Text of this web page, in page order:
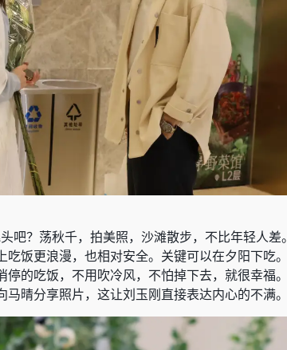
吧？荡秋千，拍美照，沙滩散步，不比年轻人差。
饭更浪漫，也相对安全。关键可以在夕阳下吃。
的吃饭，不用吹冷风，不怕掉下去，就很幸福。
晴分享照片，这让刘玉刚直接表达内心的不满。